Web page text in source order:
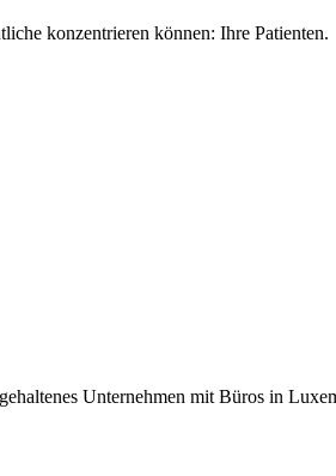
konzentrieren können: Ihre Patienten.
Unternehmen mit Büros in